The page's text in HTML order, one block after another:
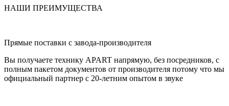
НАШИ ПРЕИМУЩЕСТВА
Прямые поставки с завода-производителя
Вы получаете технику APART напрямую, без посредников, с
полным пакетом документов от производителя потому что мы
официальный партнер с 20-летним опытом в звуке